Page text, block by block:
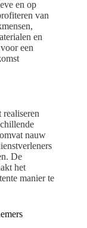
en op
van
en
een
nauw
De
het
manier te